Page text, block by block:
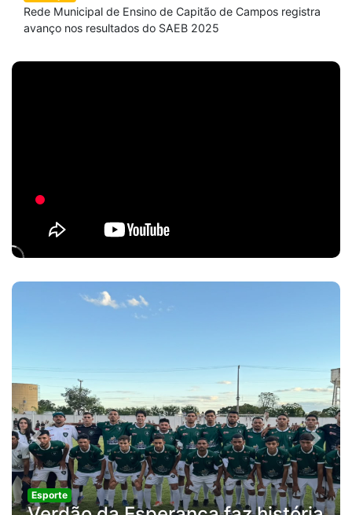
Rede Municipal de Ensino de Capitão de Campos registra
avanço nos resultados do SAEB 2025
Esporte
Previous Next